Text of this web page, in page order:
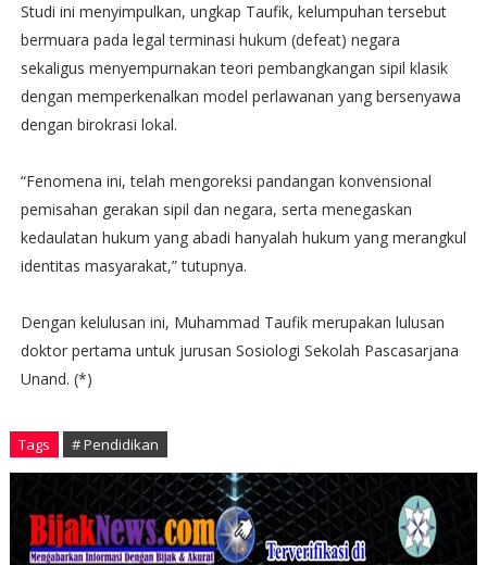
Studi ini menyimpulkan, ungkap Taufik, kelumpuhan tersebut
bermuara pada legal terminasi hukum (defeat) negara
sekaligus menyempurnakan teori pembangkangan sipil klasik
dengan memperkenalkan model perlawanan yang bersenyawa
dengan birokrasi lokal.
“Fenomena ini, telah mengoreksi pandangan konvensional
pemisahan gerakan sipil dan negara, serta menegaskan
kedaulatan hukum yang abadi hanyalah hukum yang merangkul
identitas masyarakat,” tutupnya.
Dengan kelulusan ini, Muhammad Taufik merupakan lulusan
doktor pertama untuk jurusan Sosiologi Sekolah Pascasarjana
Unand. (*)
Tags # Pendidikan